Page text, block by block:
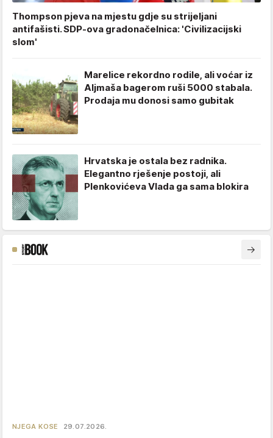
Thompson pjeva na mjestu gdje su strijeljani
antifašisti. SDP-ova gradonačelnica: 'Civilizacijski
slom'
Marelice rekordno rodile, ali voćar iz
Aljmaša bagerom ruši 5000 stabala.
Prodaja mu donosi samo gubitak
Hrvatska je ostala bez radnika.
Elegantno rješenje postoji, ali
Plenkovićeva Vlada ga sama blokira
NJEGA KOSE 29.07.2026.